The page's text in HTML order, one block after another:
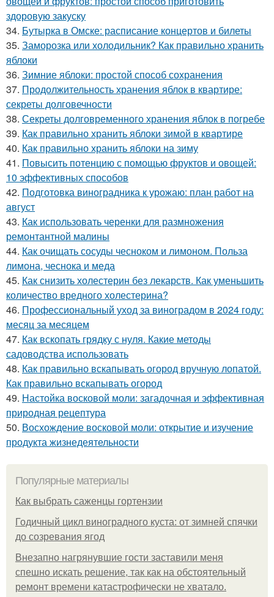
здоровую закуску
34. Бутырка в Омске: расписание концертов и билеты
35. Заморозка или холодильник? Как правильно хранить
яблоки
36. Зимние яблоки: простой способ сохранения
37. Продолжительность хранения яблок в квартире:
секреты долговечности
38. Секреты долговременного хранения яблок в погребе
39. Как правильно хранить яблоки зимой в квартире
40. Как правильно хранить яблоки на зиму
41. Повысить потенцию с помощью фруктов и овощей:
10 эффективных способов
42. Подготовка виноградника к урожаю: план работ на
август
43. Как использовать черенки для размножения
ремонтантной малины
44. Как очищать сосуды чесноком и лимоном. Польза
лимона, чеснока и меда
45. Как снизить холестерин без лекарств. Как уменьшить
количество вредного холестерина?
46. Профессиональный уход за виноградом в 2024 году:
месяц за месяцем
47. Как вскопать грядку с нуля. Какие методы
садоводства использовать
48. Как правильно вскапывать огород вручную лопатой.
Как правильно вскапывать огород
49. Настойка восковой моли: загадочная и эффективная
природная рецептура
50. Восхождение восковой моли: открытие и изучение
продукта жизнедеятельности
Популярные материалы
Как выбрать саженцы гортензии
Годичный цикл виноградного куста: от зимней спячки
до созревания ягод
Внезапно нагрянувшие гости заставили меня
спешно искать решение, так как на обстоятельный
ремонт времени катастрофически не хватало.